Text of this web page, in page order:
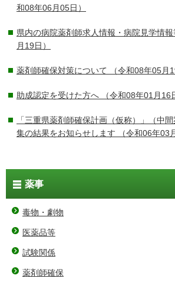
和08年06月05日）
県内の病院薬剤師求人情報・病院見学情
月19日）
薬剤師確保対策について （令和08年05月
助成認定を受けた方へ （令和08年01月16
「三重県薬剤師確保計画（仮称）」（中
集の結果をお知らせします （令和06年03
薬事
毒物・劇物
医薬品等
試験関係
薬剤師確保